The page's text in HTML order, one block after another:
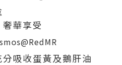
華享受
吸收蛋黃及鵝肝油